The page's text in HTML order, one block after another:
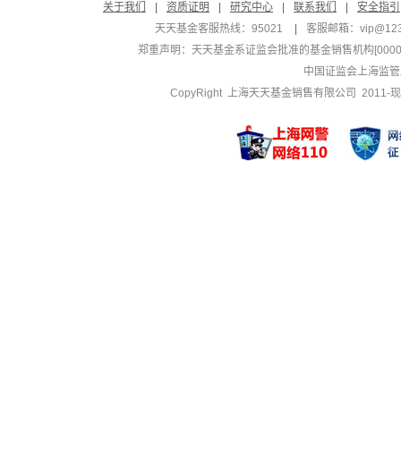
关于我们
资质证明 研究中心 联系我们
安全指引
天天基金客服热线：95021
客服邮箱：
郑重声明： 天天基金系证监会批准的基金销售机构
中国证监会上海监
CopyRight 上海天天基金销售有限公司 2011-